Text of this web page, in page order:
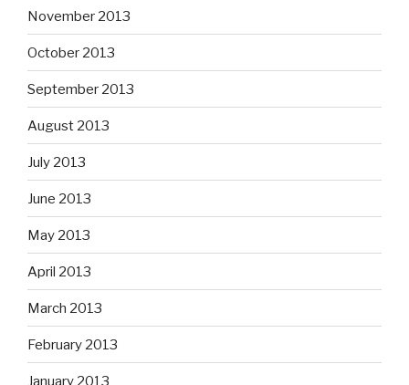
November 2013
October 2013
September 2013
August 2013
July 2013
June 2013
May 2013
April 2013
March 2013
February 2013
January 2013